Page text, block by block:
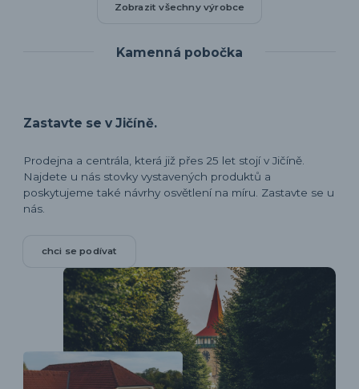
Zobrazit všechny výrobce
Kamenná pobočka
Zastavte se v Jičíně.
Prodejna a centrála, která již přes 25 let stojí v Jičíně.
Najdete u nás stovky vystavených produktů a
poskytujeme také návrhy osvětlení na míru. Zastavte se u
nás.
chci se podívat